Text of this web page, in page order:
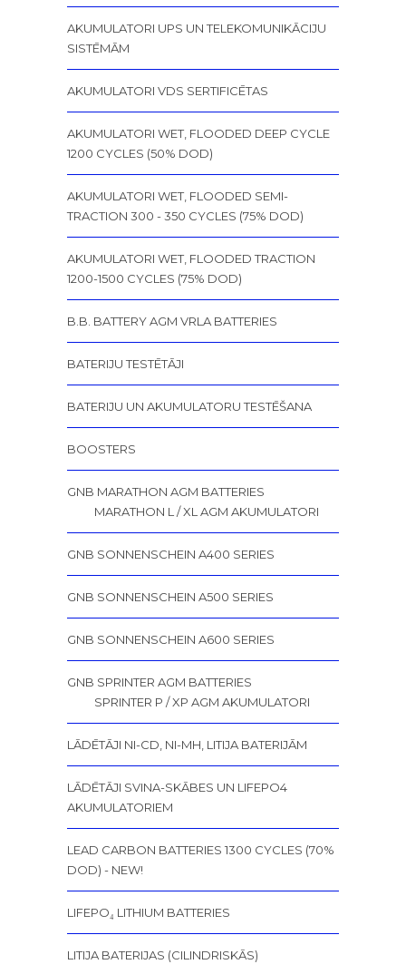
AKUMULATORI UPS UN TELEKOMUNIKĀCIJU
SISTĒMĀM
AKUMULATORI VDS SERTIFICĒTAS
AKUMULATORI WET, FLOODED DEEP CYCLE
1200 CYCLES (50% DOD)
AKUMULATORI WET, FLOODED SEMI-
TRACTION 300 - 350 CYCLES (75% DOD)
AKUMULATORI WET, FLOODED TRACTION
1200-1500 CYCLES (75% DOD)
B.B. BATTERY AGM VRLA BATTERIES
BATERIJU TESTĒTĀJI
BATERIJU UN AKUMULATORU TESTĒŠANA
BOOSTERS
GNB MARATHON AGM BATTERIES
MARATHON L / XL AGM AKUMULATORI
GNB SONNENSCHEIN A400 SERIES
GNB SONNENSCHEIN A500 SERIES
GNB SONNENSCHEIN A600 SERIES
GNB SPRINTER AGM BATTERIES
SPRINTER P / XP AGM AKUMULATORI
LĀDĒTĀJI NI-CD, NI-MH, LITIJA BATERIJĀM
LĀDĒTĀJI SVINA-SKĀBES UN LIFEPO4
AKUMULATORIEM
LEAD CARBON BATTERIES 1300 CYCLES (70%
DOD) - NEW!
LIFEPO₄ LITHIUM BATTERIES
LITIJA BATERIJAS (CILINDRISKĀS)